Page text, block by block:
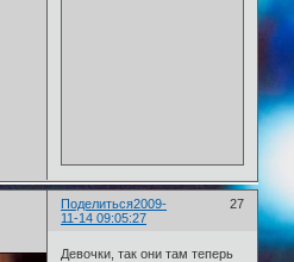
Поделиться 27
2009-
11-14 09:05:27
Девочки, так они там теперь